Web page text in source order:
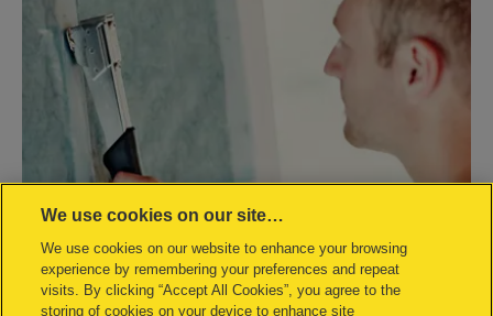
We use cookies on our site…
We use cookies on our website to enhance your browsing
experience by remembering your preferences and repeat
visits. By clicking “Accept All Cookies”, you agree to the
storing of cookies on your device to enhance site